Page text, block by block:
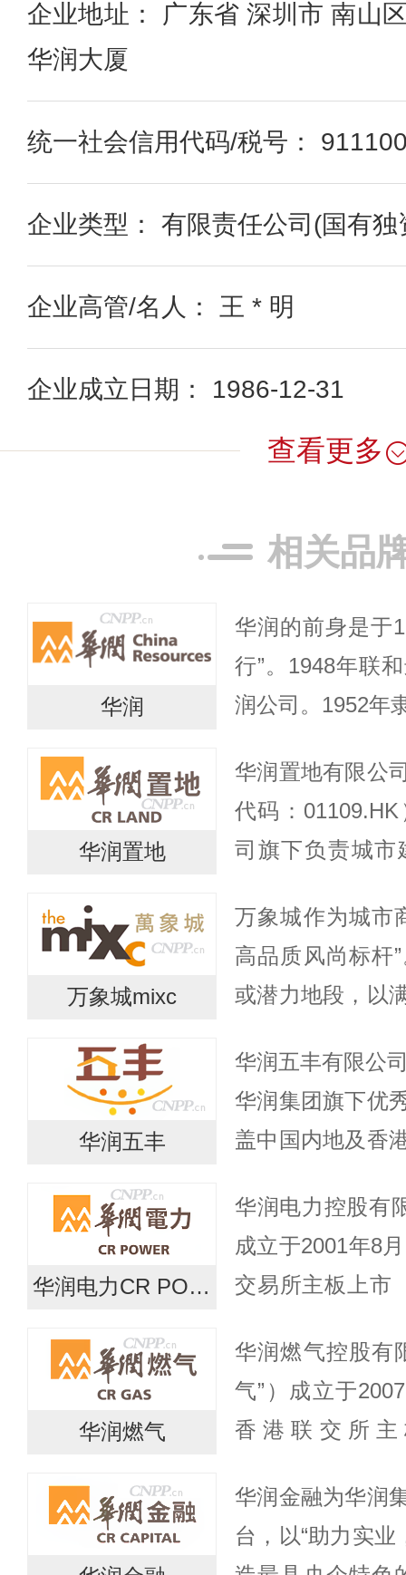
企业地址： 广东省 深圳市 南山
华润大厦
统一社会信用代码/税号：
企业类型： 有限责任公司(国有独
企业高管/名人： 王 * 明
企业成立日期： 1986-12-31
查看更多
相关品
华润
华润的前身是于
行”。1948年联
润公司。1952年
组成立华润（集
华润置地
华润置地有限公
代码：
司旗下负责城市
所上市，2010年
万象城mixc
万象城作为城市
高品质风尚标杆
或潜力地段，以
位贵宾都能获得
受。 万象城...
华润五丰
华润五丰有限公
华润集团旗下优
盖中国内地及香
务。目前，公司
丰...
华润电力CR POWER
华润电力控股有
成立于2001年8
交易所主板上市
团旗下香港上市
华润燃气
华润燃气控股有
气”）成立于
香港联交所
包括香港特别行
华润金融为华润
台，以“助力实业